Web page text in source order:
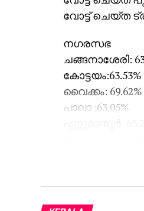
വോട്ട് ചെയ്ത
നഗരസഭ
ചങ്ങനാശേരി:
കോട്ടയം:63.53%
വൈക്കം: 69.62%
പാലാ :63.05%
ഈരാറ്റുപേട്ട:
ബ്ലോക്ക്